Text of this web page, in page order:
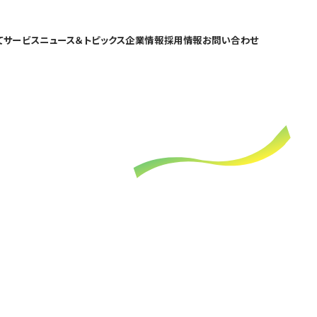
サービスニュース＆トピックス企業情報採用情報お問い合わせ